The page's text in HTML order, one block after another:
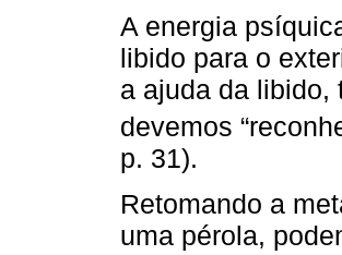
A energia
libido para o
a ajuda da libido,
devemos
p. 31).
Retomando a
uma pérola,